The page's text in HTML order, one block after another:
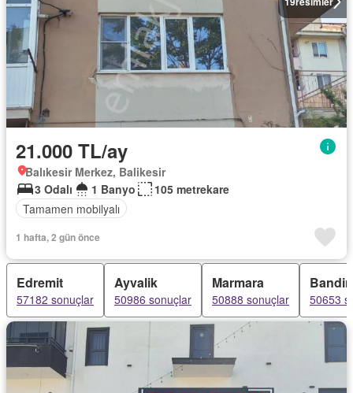
21.000 TL/ay
Balıkesir Merkez, Balikesir
3 Odalı
1 Banyo
105 metrekare
Tamamen mobilyalı
1 hafta, 2 gün önce
Edremit
57182 sonuçlar
Ayvalik
50986 sonuçlar
Marmara
50888 sonuçlar 50653